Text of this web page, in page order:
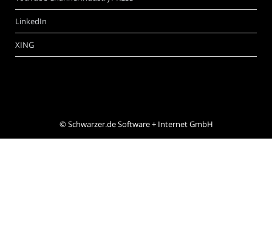
LinkedIn
XING
©Schwarzer.de Software + Internet GmbH